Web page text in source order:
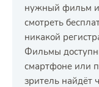
нужный фильм и
смотреть
никакой
Фильмы
смартфоне или
зритель найдёт